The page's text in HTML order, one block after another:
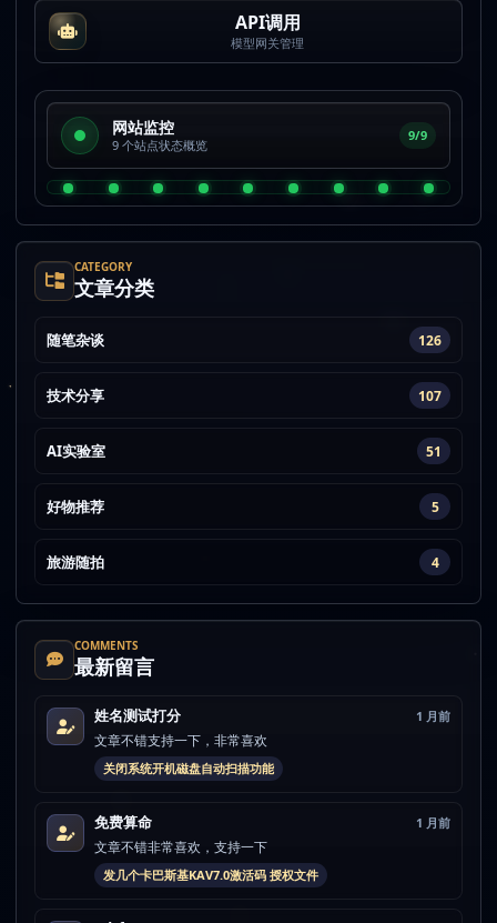
API调用
模型网关管理
网站监控
9 个站点状态概览
9/9
CATEGORY
文章分类
随笔杂谈 126
技术分享 107
AI实验室 51
好物推荐 5
旅游随拍 4
COMMENTS
最新留言
姓名测试打分 1 月前
文章不错支持一下，非常喜欢
关闭系统开机磁盘自动扫描功能
免费算命 1 月前
文章不错非常喜欢，支持一下
发几个卡巴斯基KAV7.0激活码 授权文件